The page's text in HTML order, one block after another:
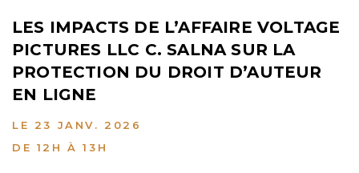
LES IMPACTS DE L’AFFAIRE VOLTAGE
PICTURES LLC C. SALNA SUR LA
PROTECTION DU DROIT D’AUTEUR
EN LIGNE
LE 23 JANV. 2026
DE 12H À 13H